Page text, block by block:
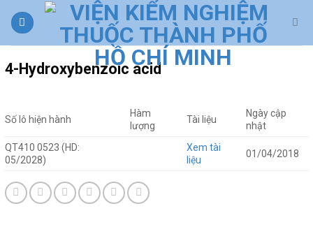
4-Hydroxybenzoic acid
Số lô hiện hành
Hàm
lượng
Tài liệu
Ngày cập
nhật
QT410 0523 (HD:
05/2028)
Xem tài
liệu
01/04/2018